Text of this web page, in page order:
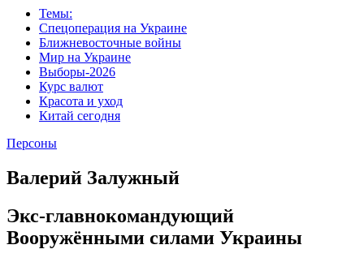
Темы:
Спецоперация на Украине
Ближневосточные войны
Мир на Украине
Выборы-2026
Курс валют
Красота и уход
Китай сегодня
Персоны
Валерий Залужный
Экс-главнокомандующий
Вооружёнными силами Украины